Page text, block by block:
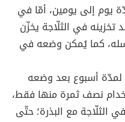
يوم إلى يومين، أمّا في
تخزينه في الثلّاجة يخزّن
كما يُمكن وضعه في
لمدّة أسبوع بعد وضعه
نصف ثمرة منها فقط،
الثلّاجة مع البذرة؛ حتّى